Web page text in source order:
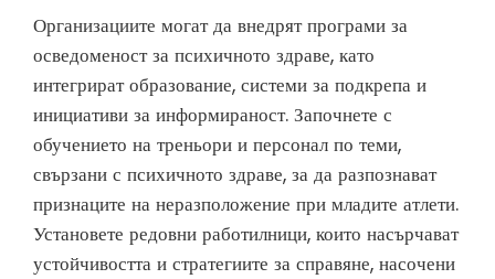
Организациите могат да внедрят програми за
осведоменост за психичното здраве, като
интегрират образование, системи за подкрепа и
инициативи за информираност. Започнете с
обучението на треньори и персонал по теми,
свързани с психичното здраве, за да разпознават
признаците на неразположение при младите атлети.
Установете редовни работилници, които насърчават
устойчивостта и стратегиите за справяне, насочени